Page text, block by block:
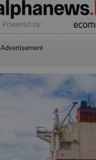
Powered by:
Advertisement